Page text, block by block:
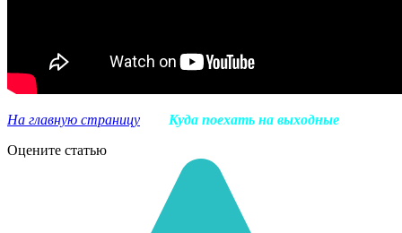
На главную страницу
Куда поехать на выходные
Оцените статью